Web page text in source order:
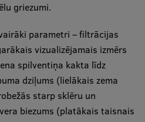
griezumi.
parametri – filtrācijas
vizualizējamais izmērs
spilventiņa kakta līdz
dziļums (lielākais zema
starp sklēru un
biezums (platākais taisnais